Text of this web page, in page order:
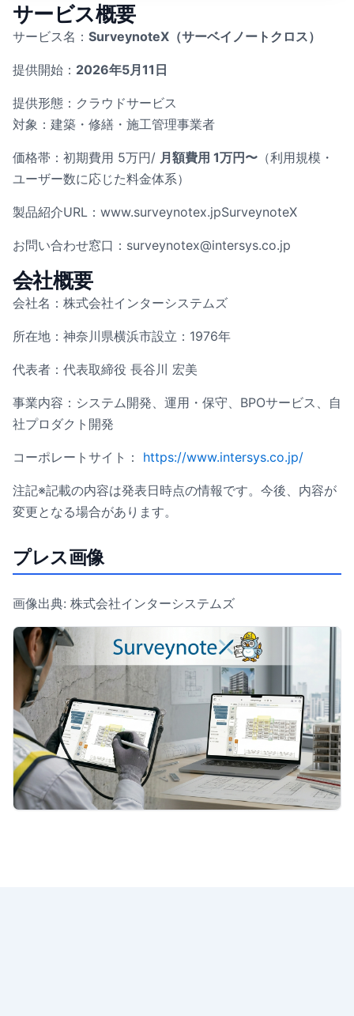
サービス概要
サービス名： SurveynoteX（サーベイノートクロス）
提供開始： 2026年5月11日
提供形態：クラウドサービス
対象：建築・修繕・施工管理事業者
価格帯：初期費用 5万円/ 月額費用 1万円〜 （利用規模・
ユーザー数に応じた料金体系）
製品紹介URL：www.surveynotex.jpSurveynoteX
お問い合わせ窓口：surveynotex@intersys.co.jp
会社概要
会社名：株式会社インターシステムズ
所在地：神奈川県横浜市設立：1976年
代表者：代表取締役 長谷川 宏美
事業内容：システム開発、運用・保守、BPOサービス、自
社プロダクト開発
コーポレートサイト： https://www.intersys.co.jp/
注記※記載の内容は発表日時点の情報です。今後、内容が
変更となる場合があります。
プレス画像
画像出典: 株式会社インターシステムズ